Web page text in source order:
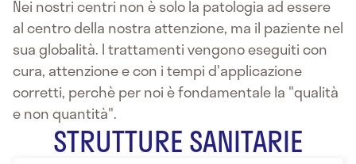
Nei nostri centri non è solo la patologia ad essere
al centro della nostra attenzione, ma il paziente nel
sua globalità. I trattamenti vengono eseguiti con
cura, attenzione e con i tempi d'applicazione
corretti, perchè per noi è fondamentale la "qualità
e non quantità".
STRUTTURE SANITARIE